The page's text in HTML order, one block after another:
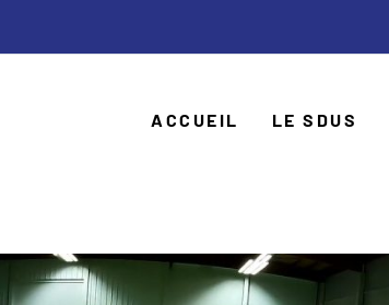
ACCUEIL LE SDUS